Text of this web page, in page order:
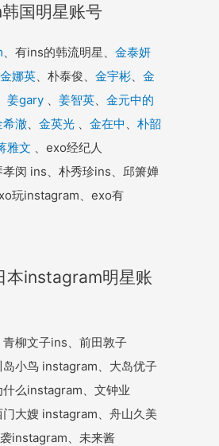
国明星账号
、有ins的韩流明星、 金泰妍
金娜英 、朴泰俊、 金宇彬
金
姜gary 姜智英
金元中的
希澈 金英光 金在中
朴韶
雅文 、exo经纪人
闵 ins、朴秀珍ins、邱箫婵
玩instagram、exo有
本instagram明星账
青柳文子ins、前田敦子
小鸟 instagram、大岛优子
么instagram、文钟业
大嫂 instagram、舟山久美
instagram、未来酱